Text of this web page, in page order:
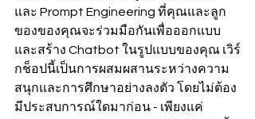
และ Prompt Engineering ที่คุณและลูก
ของของคุณจะร่วมมือกันเพื่อออกแบบ
และสร้าง Chatbot ในรูปแบบของคุณ เวิร์
กช็อปนี้เป็นการผสมผสานระหว่างความ
สนุกและการศึกษาอย่างลงตัว โดยไม่ต้อง
มีประสบการณ์ใดมาก่อน - เพียงแค่